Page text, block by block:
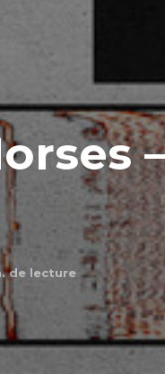
de lecture